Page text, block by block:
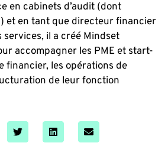
en cabinets d’audit (dont
et en tant que directeur financier
services, il a créé Mindset
accompagner les PME et start-
financier, les opérations de
de leur fonction